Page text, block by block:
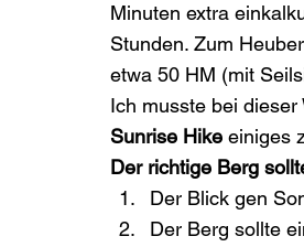
Minuten extra
Stunden. Zum
etwa 50 HM (mit
Ich musste bei
Sunrise Hike einiges
Der richtige Berg
Der Blick gen
Der Berg sollte